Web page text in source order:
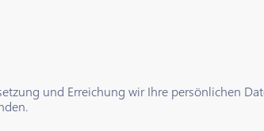
und Erreichung wir Ihre persönlichen